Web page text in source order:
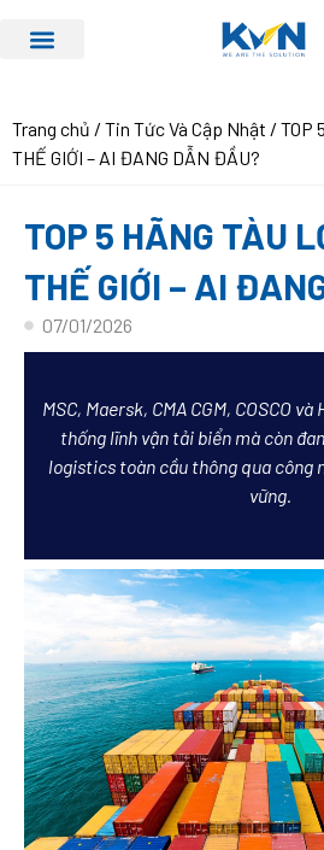
Trang chủ / Tin Tức Và Cập Nhật / TOP
THẾ GIỚI – AI ĐANG DẪN ĐẦU?
TOP 5 HÃNG TÀU
THẾ GIỚI – AI
07/01/2026
MSC, Maersk, CMA CGM, COSCO
thống lĩnh vận tải biển mà còn
logistics toàn cầu thông qua công
vững.